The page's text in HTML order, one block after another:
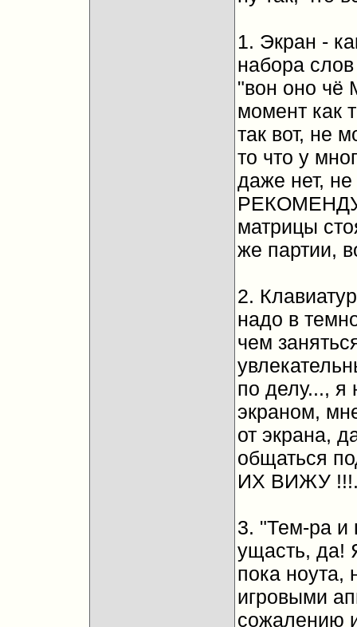
1. Экран -
набора
"вон оно чё
момент как
так вот, не
то что у
даже нет,
матрицы
же партии,
2.
надо в
чем
по делу..., я
экраном,
от экрана,
общаться
ИХ ВИЖУ !!!.
3. "Тем-ра и
ущасть, да!
пока ноута,
игровыми
сожалению